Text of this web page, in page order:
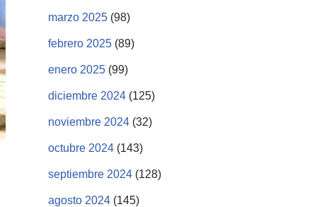
marzo 2025 (98)
febrero 2025 (89)
enero 2025 (99)
diciembre 2024 (125)
noviembre 2024 (32)
octubre 2024 (143)
septiembre 2024 (128)
agosto 2024 (145)